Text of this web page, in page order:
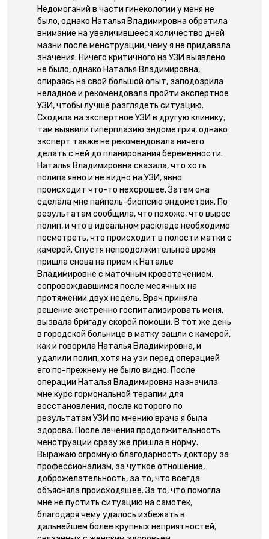
Недомоганий в части гинекологии у меня не
было, однако Наталья Владимировна обратила
внимание на увеличившееся количество дней
мазни после менструации, чему я не придавала
значения. Ничего критичного на УЗИ выявлено
не было, однако Наталья Владимировна,
опираясь на свой большой опыт, заподозрила
неладное и рекомендовала пройти экспертное
УЗИ, чтобы лучше разглядеть ситуацию.
Сходила на экспертное УЗИ в другую клинику,
там выявили гиперплазию эндометрия, однако
эксперт также не рекомендовала ничего
делать с ней до планирования беременности.
Наталья Владимировна сказала, что хоть
полипа явно и не видно на УЗИ, явно
происходит что-то нехорошее. Затем она
сделала мне пайпель-биопсию эндометрия. По
результатам сообщила, что похоже, что вырос
полип, и что в идеальном раскладе необходимо
посмотреть, что происходит в полости матки с
камерой. Спустя непродолжительное время
пришла снова на прием к Наталье
Владимировне с маточным кровотечением,
сопровождавшимся после месячных на
протяжении двух недель. Врач приняла
решение экстренно госпитализировать меня,
вызвала бригаду скорой помощи. В тот же день
в городской больнице в матку зашли с камерой,
как и говорила Наталья Владимировна, и
удалили полип, хотя на узи перед операцией
его по-прежнему не было видно. После
операции Наталья Владимировна назначила
мне курс гормональной терапии для
восстановления, после которого по
результатам УЗИ по мнению врача я была
здорова. После лечения продолжительность
менструации сразу же пришла в норму.
Выражаю огромную благодарность доктору за
профессионализм, за чуткое отношение,
доброжелательность, за то, что всегда
объясняла происходящее. За то, что помогла
мне не пустить ситуацию на самотек,
благодаря чему удалось избежать в
дальнейшем более крупных неприятностей,